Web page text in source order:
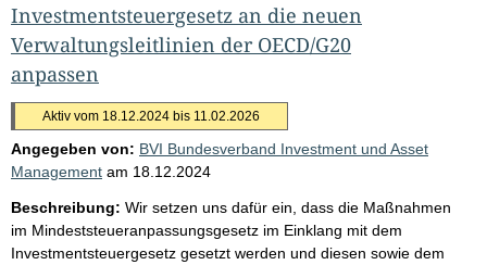
Investmentsteuergesetz an die neuen
Verwaltungsleitlinien der OECD/G20
anpassen
Aktiv vom 18.12.2024 bis 11.02.2026
Angegeben von: BVI Bundesverband Investment und Asset
Management am 18.12.2024
Beschreibung: Wir setzen uns dafür ein, dass die Maßnahmen
im Mindeststeueranpassungsgesetz im Einklang mit dem
Investmentsteuergesetz gesetzt werden und diesen sowie dem